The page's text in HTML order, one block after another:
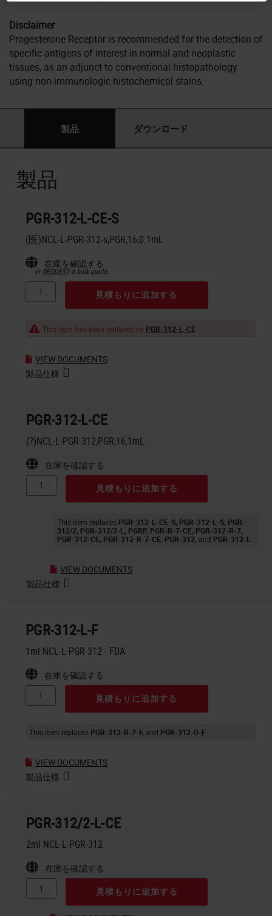
Disclaimer
Progesterone Receptor is recommended for the detection of
specific antigens of interest in normal and neoplastic
tissues, as an adjunct to conventional histopathology
using non-immunologic histochemical stains.
製品 ダウンロード
製品
PGR-312-L-CE-S
(医)NCL-L-PGR-312-s,PGR,16,0.1mL
在庫を確認する
orREQUESTa bulk quote.
見積もりに追加する
This item has been replaced by PGR-312-L-CE
VIEW DOCUMENTS
製品仕様
PGR-312-L-CE
(?)NCL-L-PGR-312,PGR,16,1mL
在庫を確認する
見積もりに追加する
This item replaces PGR-312-L-CE-S PGR-312-L-S PGR-
312/2 PGR-312/2-L PGRP PGR-R-7-CE PGR-312-R-7
PGR-312-CE PGR-312-R-7-CE PGR-312 PGR-312-L
VIEW DOCUMENTS
製品仕様
PGR-312-L-F
1ml NCL-L-PGR-312 - FDA
在庫を確認する
見積もりに追加する
This item replaces PGR-312-R-7-F PGR-312-O-F
VIEW DOCUMENTS
製品仕様
PGR-312/2-L-CE
2ml NCL-L-PGR-312
在庫を確認する
見積もりに追加する